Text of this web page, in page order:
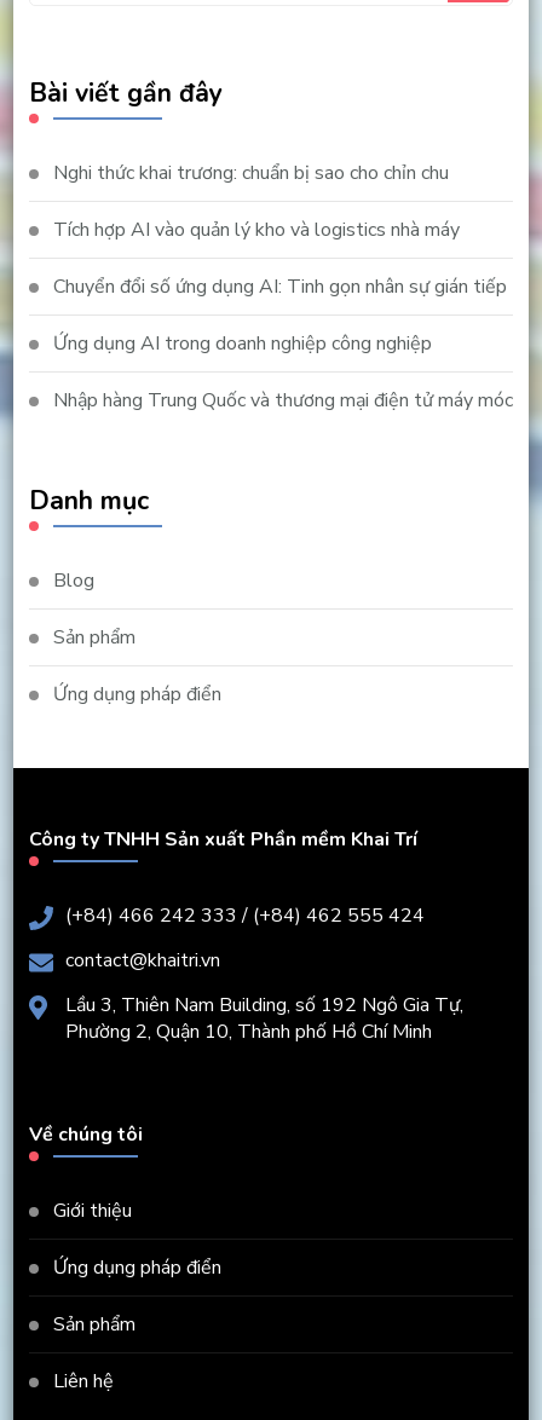
Bài viết gần đây
Nghi thức khai trương: chuẩn bị sao cho chỉn chu
Tích hợp AI vào quản lý kho và logistics nhà máy
Chuyển đổi số ứng dụng AI: Tinh gọn nhân sự gián tiếp
Ứng dụng AI trong doanh nghiệp công nghiệp
Nhập hàng Trung Quốc và thương mại điện tử máy móc
Danh mục
Blog
Sản phẩm
Ứng dụng pháp điển
Công ty TNHH Sản xuất Phần mềm Khai Trí
(+84) 466 242 333 / (+84) 462 555 424
contact@khaitri.vn
Lầu 3, Thiên Nam Building, số 192 Ngô Gia Tự,
Phường 2, Quận 10, Thành phố Hồ Chí Minh
Về chúng tôi
Giới thiệu
Ứng dụng pháp điển
Sản phẩm
Liên hệ